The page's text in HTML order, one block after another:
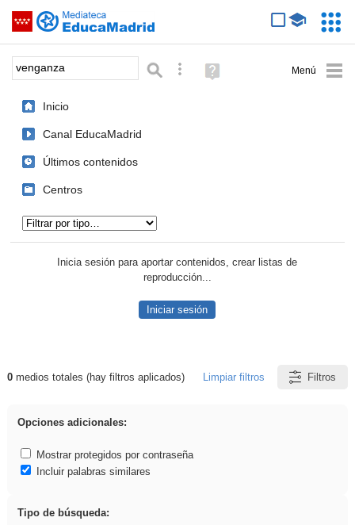
Saltar navegación
Palabra o frase: Búsqueda avanzada
Ayuda
(en
Inicio
Canal EducaMadrid
Últimos contenidos
Centros
Inicia sesión para aportar contenidos, crear listas de
reproducción...
Iniciar sesión
Resultados de: venganza
0medios totales (hay filtros aplicados) Limpiar filtros Filtros
Opciones adicionales:
Mostrar protegidos por contraseña
Incluir palabras similares
Tipo de búsqueda: